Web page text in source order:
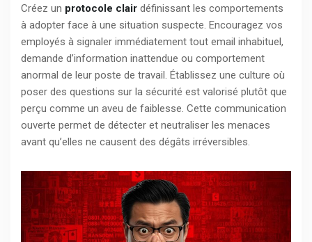
Créez un protocole clair définissant les comportements
à adopter face à une situation suspecte. Encouragez vos
employés à signaler immédiatement tout email inhabituel,
demande d’information inattendue ou comportement
anormal de leur poste de travail. Établissez une culture où
poser des questions sur la sécurité est valorisé plutôt que
perçu comme un aveu de faiblesse. Cette communication
ouverte permet de détecter et neutraliser les menaces
avant qu’elles ne causent des dégâts irréversibles.